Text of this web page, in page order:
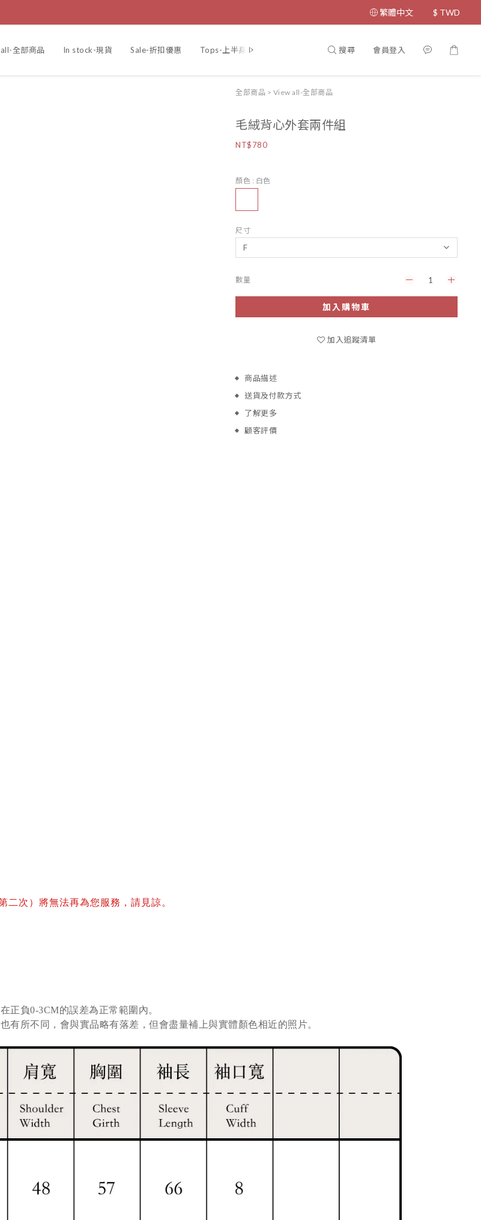
繁體中文 $ TWD
全部商品 In stock-現貨 Sale-折扣優惠 Tops-上半身 Coat-外套 Dress-洋裝
搜尋 會員登入
全部商品 > View all-全部商品
毛絨背心外套兩件組
NT$780
顏色 : 白色
尺寸
數量
加入購物車
加入追蹤清單
商品描述
送貨及付款方式
了解更多
顧客評價
次）將無法再為您服務，請見諒。
正負0-3CM的誤差為正常範圍內。
有所不同，會與實品略有落差，但會盡量補上與實體顏色相近的照片。